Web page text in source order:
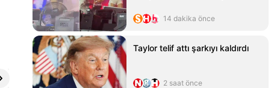
elmas67.com4
14 dakika önce
Taylor telif attı şarkıyı kaldırdı
2 saat önce